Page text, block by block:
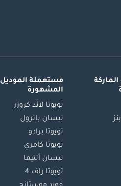
مستعملة الموديل
المشهورة
تويوتا لاند كروزر
نيسان باترول
تويوتا برادو
تويوتا كامري
نيسان ألتيما
تويوتا راف 4